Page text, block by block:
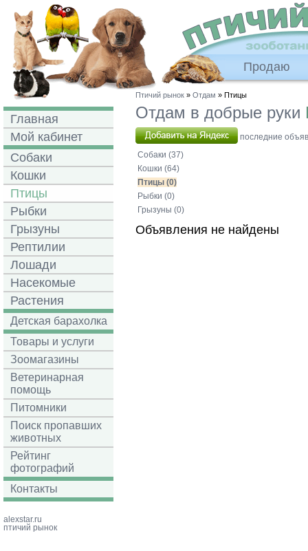
Продаю
Главная
Мой кабинет
Собаки
Кошки
Птицы
Рыбки
Грызуны
Рептилии
Лошади
Насекомые
Растения
Детская барахолка
Товары и услуги
Зоомагазины
Ветеринарная
помощь
Питомники
Поиск пропавших
животных
Рейтинг
фотографий
Контакты
Птичий рынок » Отдам » Птицы
Отдам в добрые руки
последние
Собаки (37)
Кошки (64)
Птицы (0)
Рыбки (0)
Грызуны (0)
Объявления не найдены
alexstar.ru
птичий рынок